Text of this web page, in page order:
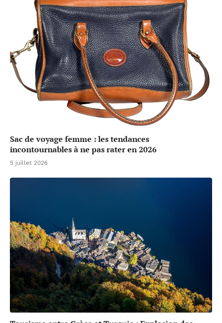
Sac de voyage femme : les tendances
incontournables à ne pas rater en 2026
5 juillet 2026